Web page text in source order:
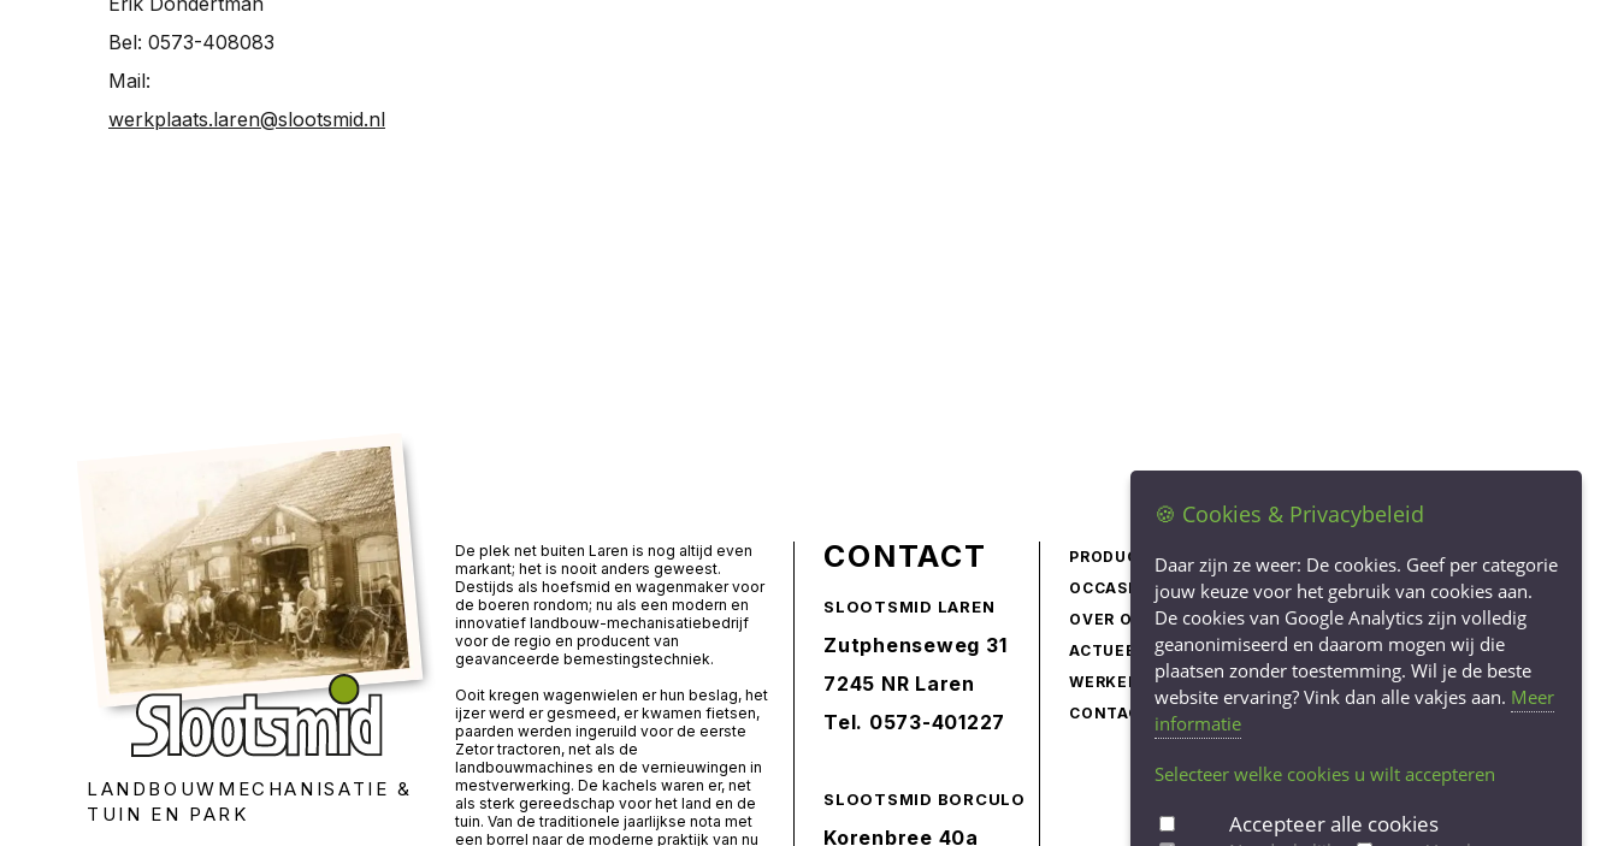
Bel: 0573-408083
Mail:
werkplaats.laren@slootsmid.nl
LANDBOUWMECHANISATIE &
TUIN EN PARK
De plek net buiten Laren is nog altijd even
markant; het is nooit anders geweest.
Destijds als hoefsmid en wagenmaker voor
de boeren rondom; nu als een modern en
innovatief landbouw-mechanisatiebedrijf
voor de regio en producent van
geavanceerde bemestingstechniek.
Ooit kregen wagenwielen er hun beslag, het
ijzer werd er gesmeed, er kwamen fietsen,
paarden werden ingeruild voor de eerste
Zetor tractoren, net als de
landbouwmachines en de vernieuwingen in
mestverwerking. De kachels waren er, net
als sterk gereedschap voor het land en de
tuin. Van de traditionele jaarlijkse nota met
een borrel naar de moderne praktijk van nu
CONTACT
SLOOTSMID LAREN
Zutphenseweg 31
7245 NR Laren
Tel. 0573-401227
SLOOTSMID BORCULO
Korenbree 40a
PRODUCTEN
OCCASIONS
OVER ONS
ACTUEEL
WERKEN BIJ
CONTACT
LEVERINGSVOORWAARDEN
PRIVACY STATEMENT
COOKIEBELEID
COOKIE-INSTELLINGEN
AANPASSEN
🍪 Cookies & Privacybeleid
Daar zijn ze weer: De cookies. Geef per categorie
jouw keuze voor het gebruik van cookies aan.
De cookies van Google Analytics zijn volledig
geanonimiseerd en daarom mogen wij die
plaatsen zonder toestemming. Wil je de beste
website ervaring? Vink dan alle vakjes aan. Meer
informatie
Selecteer welke cookies u wilt accepteren
Accepteer alle cookies